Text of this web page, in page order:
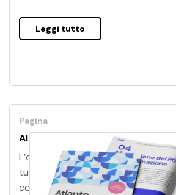
Leggi tutto
Pagina
AI
L’offerta formativa in tema AI di
tuoi team le competenze e il
collaborare con le tecnologie di